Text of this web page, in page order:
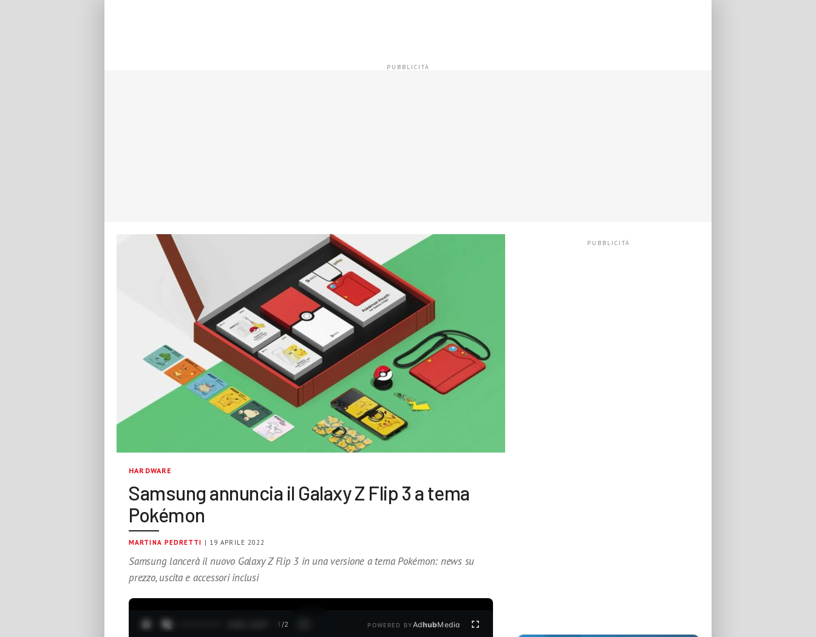
HARDWARE
Samsung annuncia il Galaxy Z Flip 3 a tema
Pokémon
MARTINA PEDRETTI | 19 APRILE 2022
Samsung lancerà il nuovo Galaxy Z Flip 3 in una versione a tema Pokémon: news su
prezzo, uscita e accessori inclusi
1 /2 POWERED BYAdhubMedia